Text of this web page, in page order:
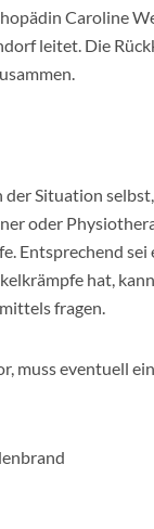
Caroline
leitet. Die
Situation
oder
Entsprechend
hat,
fragen.
muss eventuell